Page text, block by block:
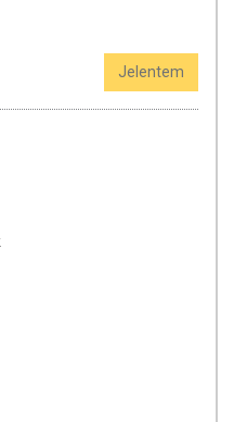
Jelentem